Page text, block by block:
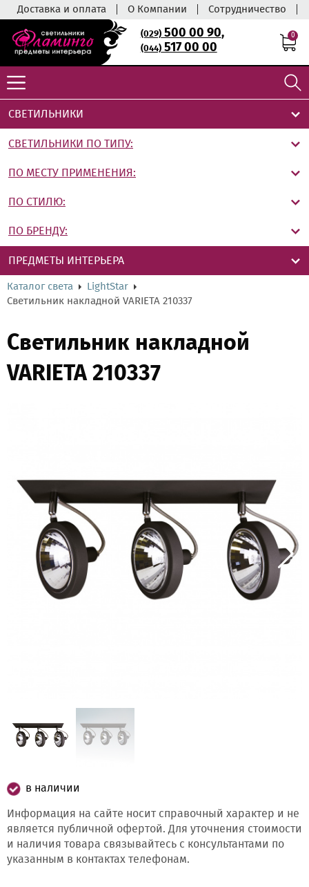
Доставка и оплата О Компании Сотрудничество
(029)500 00 90,
(044)517 00 00
0
СВЕТИЛЬНИКИ
СВЕТИЛЬНИКИ ПО ТИПУ:
ПО МЕСТУ ПРИМЕНЕНИЯ:
ПО СТИЛЮ:
ПО БРЕНДУ:
ПРЕДМЕТЫ ИНТЕРЬЕРА
Каталог света
LightStar
Светильник накладной VARIETA 210337
Светильник накладной
VARIETA 210337
в наличии
Информация на сайте носит справочный характер и не
является публичной офертой. Для уточнения стоимости
и наличия товара связывайтесь с консультантами по
указанным в контактах телефонам.